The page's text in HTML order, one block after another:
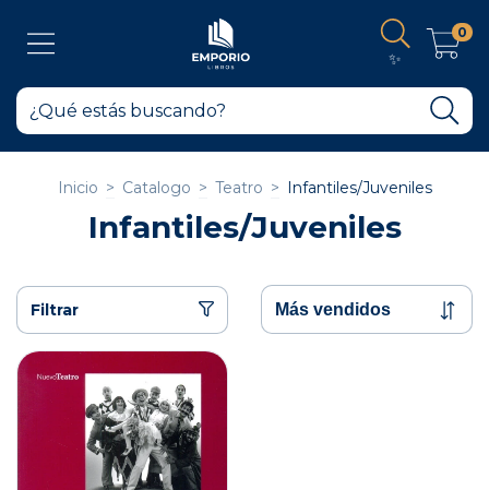
✨
0
Inicio > Catalogo > Teatro > Infantiles/Juveniles
Infantiles/Juveniles
Filtrar